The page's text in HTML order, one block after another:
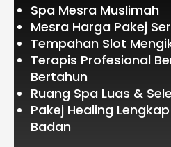
Spa Mesra Muslimah
Mesra Harga Pakej
Tempahan Slot
Terapis Profesional
Bertahun
Ruang Spa Luas &
Pakej Healing
Badan